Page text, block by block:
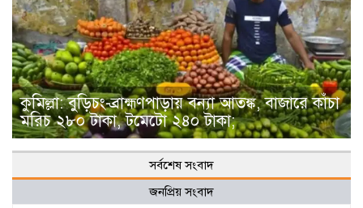
কুমিল্লা: বুড়িচং-ব্রাহ্মণপাড়ায় বন্যা আতঙ্ক, বাজারে কাঁচা
মরিচ ২৮০ টাকা, টমেটো ২৪০ টাকা;
সর্বশেষ সংবাদ
জনপ্রিয় সংবাদ